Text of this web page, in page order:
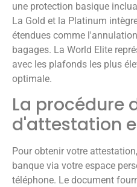
une protection basique
La Gold et la Platinum
étendues comme
bagages. La World Elite
avec les plafonds les plus
optimale.
La procédure
d'attestation
Pour obtenir votre
banque via votre espace
téléphone. Le document